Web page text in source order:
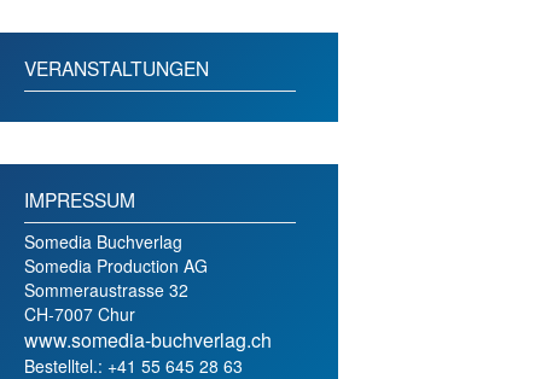
VERANSTALTUNGEN
IMPRESSUM
Somedia Buchverlag
Somedia Production AG
Sommeraustrasse 32
CH-7007 Chur
www.somedia-buchverlag.ch
Bestelltel.: +41 55 645 28 63